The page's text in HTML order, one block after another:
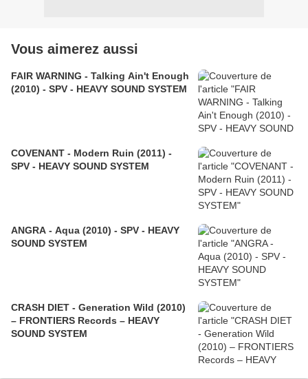
Vous aimerez aussi
FAIR WARNING - Talking Ain't Enough
(2010) - SPV - HEAVY SOUND SYSTEM
COVENANT - Modern Ruin (2011) -
SPV - HEAVY SOUND SYSTEM
ANGRA - Aqua (2010) - SPV - HEAVY
SOUND SYSTEM
CRASH DIET - Generation Wild (2010)
– FRONTIERS Records – HEAVY
SOUND SYSTEM